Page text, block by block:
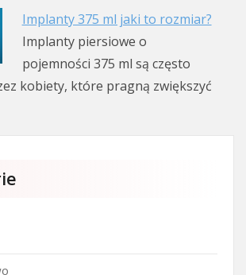
Implanty 375 ml jaki to rozmiar?
Implanty piersiowe o
pojemności 375 ml są często
kobiety, które pragną zwiększyć